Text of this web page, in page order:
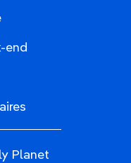
end
Planet